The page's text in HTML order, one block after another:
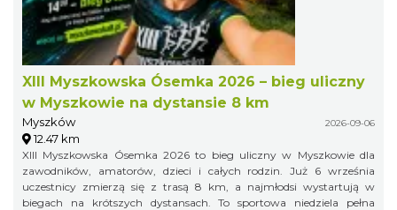
XIII Myszkowska Ósemka 2026 – bieg uliczny
w Myszkowie na dystansie 8 km
Myszków 2026-09-06
12.47 km
XIII Myszkowska Ósemka 2026 to bieg uliczny w Myszkowie dla
zawodników, amatorów, dzieci i całych rodzin. Już 6 września
uczestnicy zmierzą się z trasą 8 km, a najmłodsi wystartują w
biegach na krótszych dystansach. To sportowa niedziela pełna